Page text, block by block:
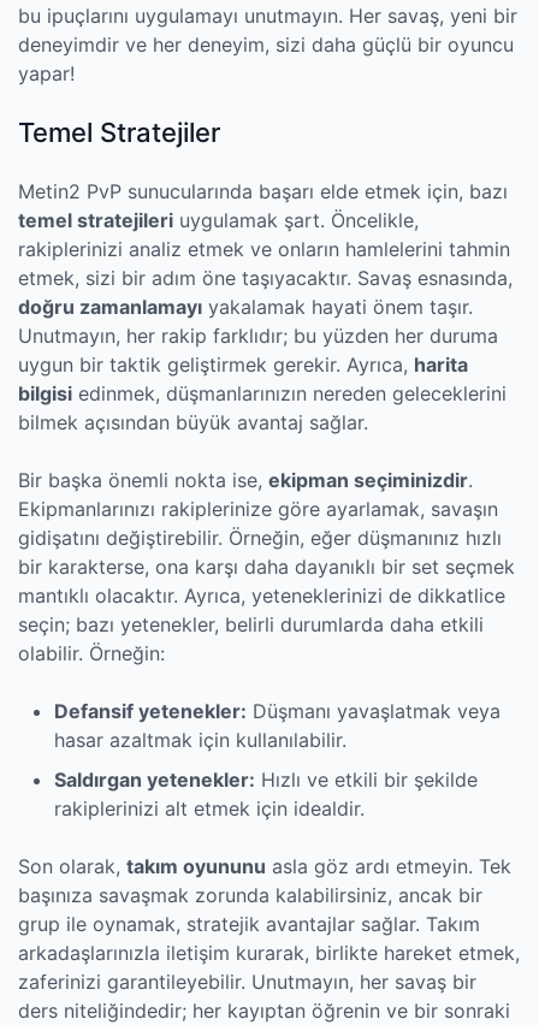
bu ipuçlarını uygulamayı unutmayın. Her savaş, yeni bir
deneyimdir ve her deneyim, sizi daha güçlü bir oyuncu
yapar!
Temel Stratejiler
Metin2 PvP sunucularında başarı elde etmek için, bazı
temel stratejileri uygulamak şart. Öncelikle,
rakiplerinizi analiz etmek ve onların hamlelerini tahmin
etmek, sizi bir adım öne taşıyacaktır. Savaş esnasında,
doğru zamanlamayı yakalamak hayati önem taşır.
Unutmayın, her rakip farklıdır; bu yüzden her duruma
uygun bir taktik geliştirmek gerekir. Ayrıca, harita
bilgisi edinmek, düşmanlarınızın nereden geleceklerini
bilmek açısından büyük avantaj sağlar.
Bir başka önemli nokta ise, ekipman seçiminizdir.
Ekipmanlarınızı rakiplerinize göre ayarlamak, savaşın
gidişatını değiştirebilir. Örneğin, eğer düşmanınız hızlı
bir karakterse, ona karşı daha dayanıklı bir set seçmek
mantıklı olacaktır. Ayrıca, yeteneklerinizi de dikkatlice
seçin; bazı yetenekler, belirli durumlarda daha etkili
olabilir. Örneğin:
Defansif yetenekler: Düşmanı yavaşlatmak veya
hasar azaltmak için kullanılabilir.
Saldırgan yetenekler: Hızlı ve etkili bir şekilde
rakiplerinizi alt etmek için idealdir.
Son olarak, takım oyununu asla göz ardı etmeyin. Tek
başınıza savaşmak zorunda kalabilirsiniz, ancak bir
grup ile oynamak, stratejik avantajlar sağlar. Takım
arkadaşlarınızla iletişim kurarak, birlikte hareket etmek,
zaferinizi garantileyebilir. Unutmayın, her savaş bir
ders niteliğindedir; her kayıptan öğrenin ve bir sonraki